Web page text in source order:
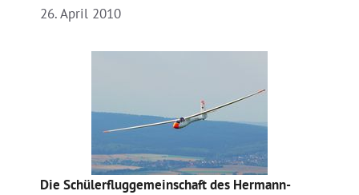
26. April 2010
Die Schülerfluggemeinschaft des Hermann-